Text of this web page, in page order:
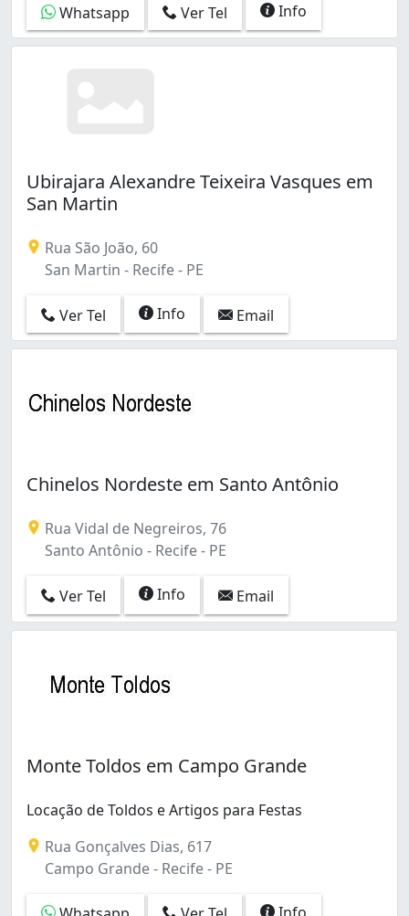
Whatsapp Ver Tel Info
Ubirajara Alexandre Teixeira Vasques em
San Martin
Rua São João, 60
San Martin - Recife - PE
Ver Tel Info Email
Chinelos Nordeste em Santo Antônio
Rua Vidal de Negreiros, 76
Santo Antônio - Recife - PE
Ver Tel Info Email
Monte Toldos em Campo Grande
Locação de Toldos e Artigos para Festas
Rua Gonçalves Dias, 617
Campo Grande - Recife - PE
Info